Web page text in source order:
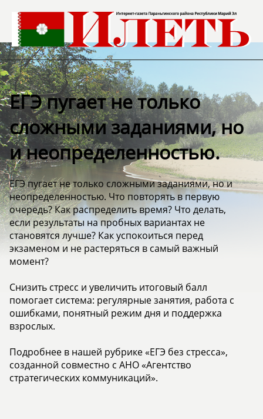
ЕГЭ пугает не только
сложными заданиями, но
и неопределенностью.
ЕГЭ пугает не только сложными заданиями, но и
неопределенностью. Что повторять в первую
очередь? Как распределить время? Что делать,
если результаты на пробных вариантах не
становятся лучше? Как успокоиться перед
экзаменом и не растеряться в самый важный
момент?
Снизить стресс и увеличить итоговый балл
помогает система: регулярные занятия, работа с
ошибками, понятный режим дня и поддержка
взрослых.
Подробнее в нашей рубрике «ЕГЭ без стресса»,
созданной совместно с АНО «Агентство
стратегических коммуникаций».